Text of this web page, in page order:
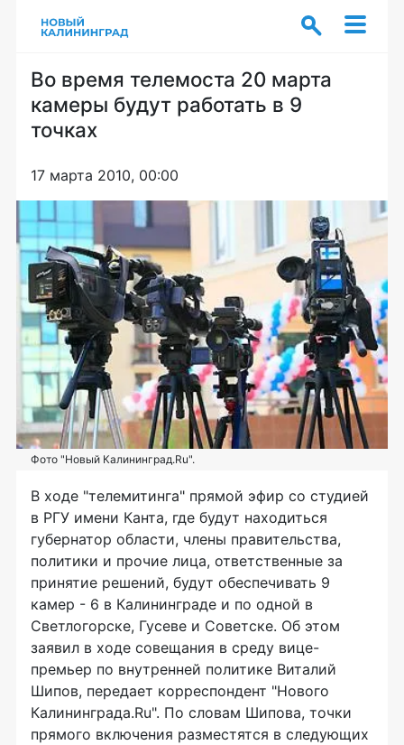
Во время телемоста 20 марта
камеры будут работать в 9
точках
17 марта 2010, 00:00
Фото "Новый Калининград.Ru".
В ходе "телемитинга" прямой эфир со студией
в РГУ имени Канта, где будут находиться
губернатор области, члены правительства,
политики и прочие лица, ответственные за
принятие решений, будут обеспечивать 9
камер - 6 в Калининграде и по одной в
Светлогорске, Гусеве и Советске. Об этом
заявил в ходе совещания в среду вице-
премьер по внутренней политике Виталий
Шипов, передает корреспондент "Нового
Калининграда.Ru". По словам Шипова, точки
прямого включения разместятся в следующих